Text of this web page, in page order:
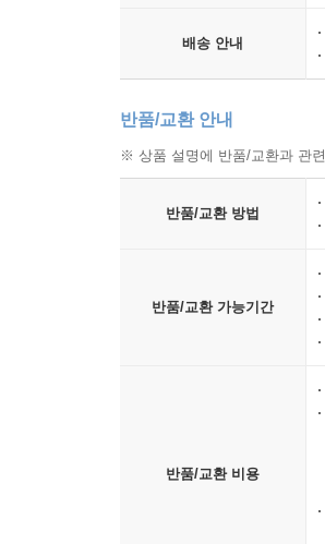
배송 안내
반품/교환 안내
※ 상품 설명에 반품/교환과 관
반품/교환 방법
반품/교환 가능기간
반품/교환 비용